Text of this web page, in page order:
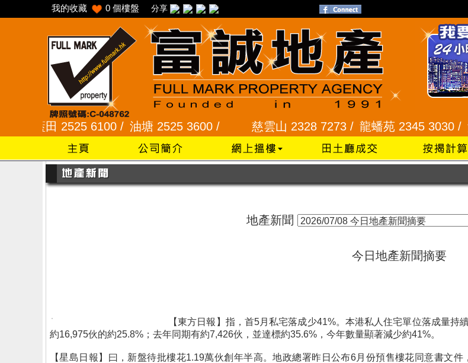
我的收藏 0 個樓盤 分享
藍田 2525 6100 /油塘 2525 3600 / 慈雲山 2328 7273 /龍蟠苑 2345 3030 /黃
地產新聞
今日地產新聞摘要
【東方日報】指，首5月私宅落成少41%。本港私人住宅單位落成量
約16,975伙的約25.8%；去年同期有約7,426伙，並達標約35.6%，今年數量顯著減少約41%。
【星島日報】曰，新盤待批樓花1.19萬伙創年半高。地政總署昨日公布6月份預售樓花同意書文